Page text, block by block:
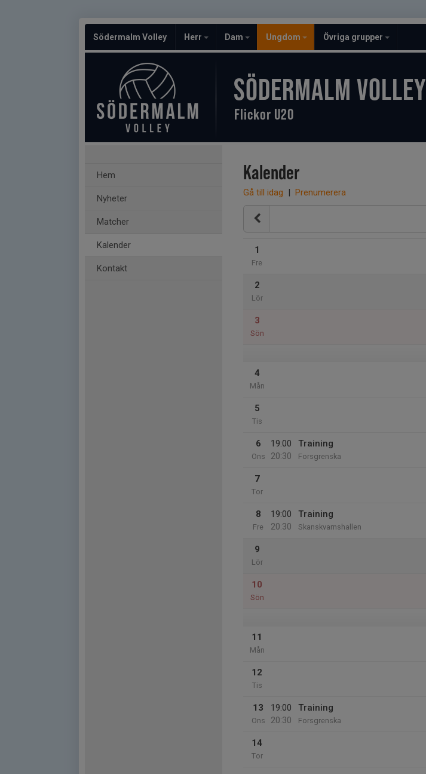
Södermalm Volley Herr Dam Ungdom Övriga grupper
SÖDERMALM VOLLEY
Flickor U20
Hem
Nyheter
Matcher
Kalender
Kontakt
Kalender
Gå till idag | Prenumerera
1
Fre
2
Lör
3
Sön
4
Mån
5
Tis
6
Ons
19:00
20:30
Training
Forsgrenska
7
Tor
8
Fre
19:00
20:30
Training
Skanskvarnshallen
9
Lör
10
Sön
11
Mån
12
Tis
13
Ons
19:00
20:30
Training
Forsgrenska
14
Tor